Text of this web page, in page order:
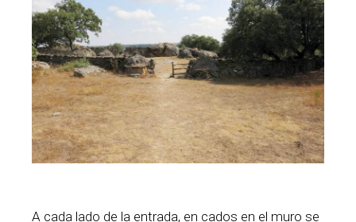
A cada lado de la entrada, en cados en el muro se